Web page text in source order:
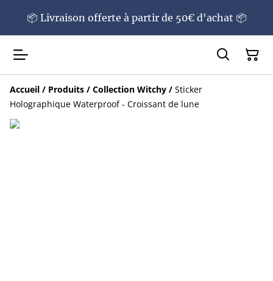
📦 Livraison offerte à partir de 50€ d'achat 📦
Accueil / Produits / Collection Witchy / Sticker
Holographique Waterproof - Croissant de lune